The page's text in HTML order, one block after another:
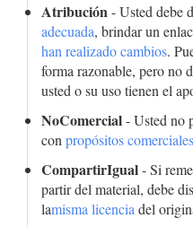
Atribución- Usted debe
adecuada, brindar un
han realizado cambios.
forma razonable, pero no
usted o su uso tienen el
NoComercial- Usted no
con propósitos comerciales
CompartirIgual- Si
partir del material, debe
lamisma licencia del